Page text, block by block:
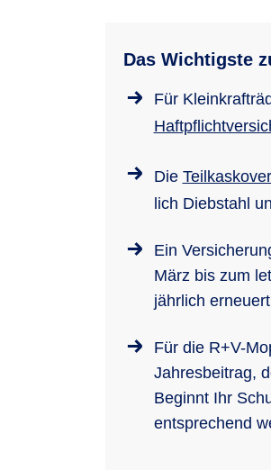
Das Wichtigste
Für
Die
lich Dieb­stahl
Ein
März bis zum
jährlich
Für die R+V-
Jahresbeitrag,
Beginnt Ihr
entsprechend